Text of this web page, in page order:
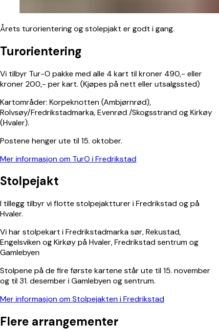
Årets turorientering og stolepjakt er godt i gang.
Turorientering
Vi tilbyr Tur-O pakke med alle 4 kart til kroner 490,- eller
kroner 200,- per kart. (Kjøpes på nett eller utsalgssted)
Kartområder: Korpeknotten (Ambjørnrød),
Rolvsøy/Fredrikstadmarka, Evenrød /Skogsstrand og Kirkøy
(Hvaler).
Postene henger ute til 15. oktober.
Mer informasjon om TurO i Fredrikstad
Stolpejakt
I tillegg tilbyr vi flotte stolpejaktturer i Fredrikstad og på
Hvaler.
Vi har stolpekart i Fredrikstadmarka sør, Rekustad,
Engelsviken og Kirkøy på Hvaler, Fredrikstad sentrum og
Gamlebyen
Stolpene på de fire første kartene står ute til 15. november
og til 31. desember i Gamlebyen og sentrum.
Mer informasjon om Stolpejakten i Fredrikstad
Flere arrangementer